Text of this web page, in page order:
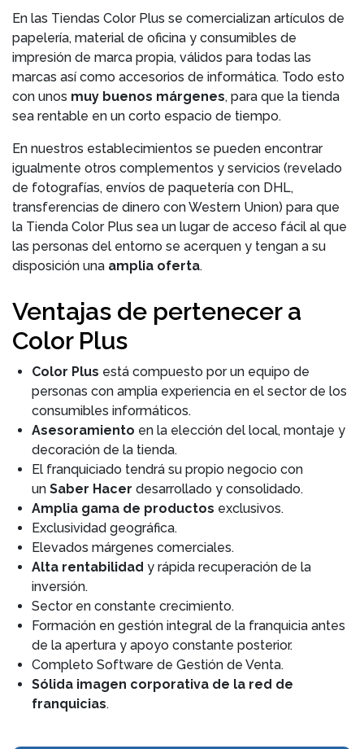
En las Tiendas Color Plus se comercializan artículos de
papelería, material de oficina y consumibles de
impresión de marca propia, válidos para todas las
marcas así como accesorios de informática. Todo esto
con unos muy buenos márgenes, para que la tienda
sea rentable en un corto espacio de tiempo.
En nuestros establecimientos se pueden encontrar
igualmente otros complementos y servicios (revelado
de fotografías, envíos de paquetería con DHL,
transferencias de dinero con Western Union) para que
la Tienda Color Plus sea un lugar de acceso fácil al que
las personas del entorno se acerquen y tengan a su
disposición una amplia oferta.
Ventajas de pertenecer a
Color Plus
Color Plus está compuesto por un equipo de
personas con amplia experiencia en el sector de los
consumibles informáticos.
Asesoramiento en la elección del local, montaje y
decoración de la tienda.
El franquiciado tendrá su propio negocio con
un Saber Hacer desarrollado y consolidado.
Amplia gama de productos exclusivos.
Exclusividad geográfica.
Elevados márgenes comerciales.
Alta rentabilidad y rápida recuperación de la
inversión.
Sector en constante crecimiento.
Formación en gestión integral de la franquicia antes
de la apertura y apoyo constante posterior.
Completo Software de Gestión de Venta.
Sólida imagen corporativa de la red de
franquicias.